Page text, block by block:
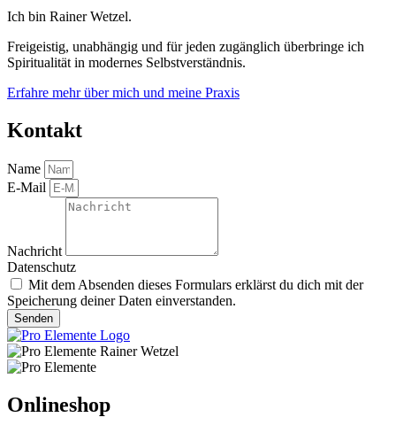
Ich bin Rainer Wetzel.
Freigeistig, unabhängig und für jeden zugänglich überbringe ich
Spiritualität in modernes Selbstverständnis.
Erfahre mehr über mich und meine Praxis
Kontakt
Name
E-Mail
Nachricht
Datenschutz
Mit dem Absenden dieses Formulars erklärst du dich mit der
Speicherung deiner Daten einverstanden.
Senden
Onlineshop